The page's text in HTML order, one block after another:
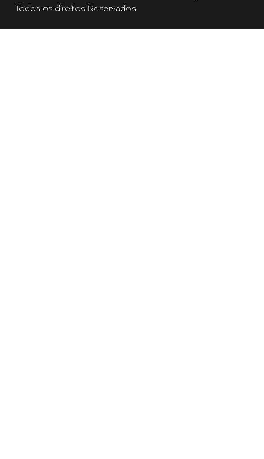
Todos os direitos Reservados